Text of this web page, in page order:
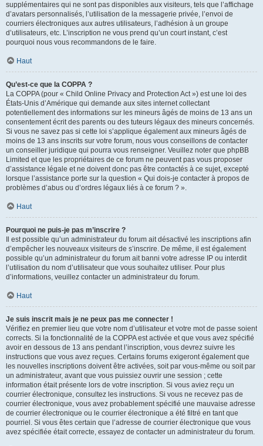
supplémentaires qui ne sont pas disponibles aux visiteurs, tels que l’affichage
d’avatars personnalisés, l’utilisation de la messagerie privée, l’envoi de
courriers électroniques aux autres utilisateurs, l’adhésion à un groupe
d’utilisateurs, etc. L’inscription ne vous prend qu’un court instant, c’est
pourquoi nous vous recommandons de le faire.
Haut
Qu’est-ce que la COPPA ?
La COPPA (pour « Child Online Privacy and Protection Act ») est une loi des
États-Unis d’Amérique qui demande aux sites internet collectant
potentiellement des informations sur les mineurs âgés de moins de 13 ans un
consentement écrit des parents ou des tuteurs légaux des mineurs concernés.
Si vous ne savez pas si cette loi s’applique également aux mineurs âgés de
moins de 13 ans inscrits sur votre forum, nous vous conseillons de contacter
un conseiller juridique qui pourra vous renseigner. Veuillez noter que phpBB
Limited et que les propriétaires de ce forum ne peuvent pas vous proposer
d’assistance légale et ne doivent donc pas être contactés à ce sujet, excepté
lorsque l’assistance porte sur la question « Qui dois-je contacter à propos de
problèmes d’abus ou d’ordres légaux liés à ce forum ? ».
Haut
Pourquoi ne puis-je pas m’inscrire ?
Il est possible qu’un administrateur du forum ait désactivé les inscriptions afin
d’empêcher les nouveaux visiteurs de s’inscrire. De même, il est également
possible qu’un administrateur du forum ait banni votre adresse IP ou interdit
l’utilisation du nom d’utilisateur que vous souhaitez utiliser. Pour plus
d’informations, veuillez contacter un administrateur du forum.
Haut
Je suis inscrit mais je ne peux pas me connecter !
Vérifiez en premier lieu que votre nom d’utilisateur et votre mot de passe soient
corrects. Si la fonctionnalité de la COPPA est activée et que vous avez spécifié
avoir en dessous de 13 ans pendant l’inscription, vous devrez suivre les
instructions que vous avez reçues. Certains forums exigeront également que
les nouvelles inscriptions doivent être activées, soit par vous-même ou soit par
un administrateur, avant que vous puissiez ouvrir une session ; cette
information était présente lors de votre inscription. Si vous aviez reçu un
courrier électronique, consultez les instructions. Si vous ne recevez pas de
courrier électronique, vous avez probablement spécifié une mauvaise adresse
de courrier électronique ou le courrier électronique a été filtré en tant que
pourriel. Si vous êtes certain que l’adresse de courrier électronique que vous
avez spécifiée était correcte, essayez de contacter un administrateur du forum.